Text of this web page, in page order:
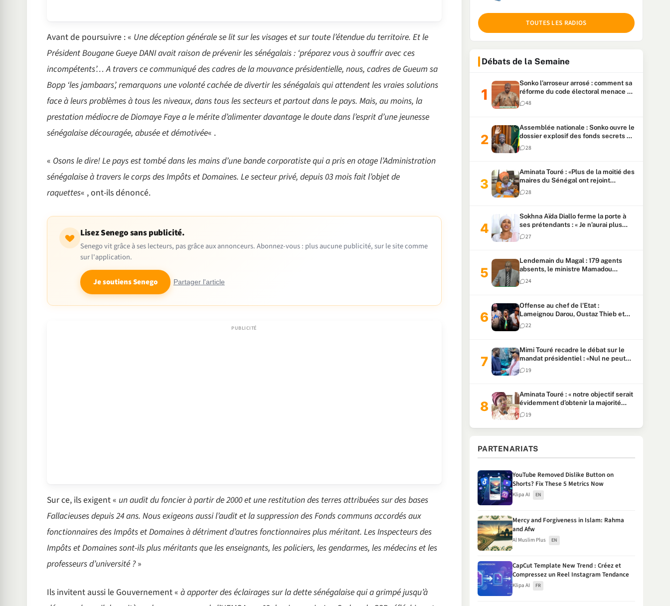
Avant de poursuivre : « Une déception générale se lit sur les visages et sur toute l’étendue du territoire. Et le
Président Bougane Gueye DANI avait raison de prévenir les sénégalais : ‘préparez vous à souffrir avec ces
incompétents’… A travers ce communiqué des cadres de la mouvance présidentielle, nous, cadres de Gueum sa
Bopp ‘les jambaars’, remarquons une volonté cachée de divertir les sénégalais qui attendent les vraies solutions
face à leurs problèmes à tous les niveaux, dans tous les secteurs et partout dans le pays. Mais, au moins, la
prestation médiocre de Diomaye Faye a le mérite d’alimenter davantage le doute dans l’esprit d’une jeunesse
sénégalaise découragée, abusée et démotivée« .
« Osons le dire! Le pays est tombé dans les mains d’une bande corporatiste qui a pris en otage l’Administration
sénégalaise à travers le corps des Impôts et Domaines. Le secteur privé, depuis 03 mois fait l’objet de
raquettes« , ont-ils dénoncé.
Lisez Senego sans publicité.
Senego vit grâce à ses lecteurs, pas grâce aux annonceurs. Abonnez-vous : plus aucune publicité, sur le site comme
sur l'application.
Je soutiens Senego Partager l'article
Sur ce, ils exigent « un audit du foncier à partir de 2000 et une restitution des terres attribuées sur des bases
Fallacieuses depuis 24 ans. Nous exigeons aussi l’audit et la suppression des Fonds communs accordés aux
fonctionnaires des Impôts et Domaines à détriment d’autres fonctionnaires plus méritant. Les Inspecteurs des
Impôts et Domaines sont-ils plus méritants que les enseignants, les policiers, les gendarmes, les médecins et les
professeurs d’université ?»
Ils invitent aussi le Gouvernement « à apporter des éclairages sur la dette sénégalaise qui a grimpé jusqu’à
TOUTES LES RADIOS
Débats de la Semaine
Sonko l’arroseur arrosé : comment sa
réforme du code électoral menace sa
candidature
48
Assemblée nationale : Sonko ouvre le
dossier explosif des fonds secrets et
du patrimoine présidentiel
28
Aminata Touré : «Plus de la moitié des
maires du Sénégal ont rejoint
Kiiraay»
28
Sokhna Aïda Diallo ferme la porte à
ses prétendants : « Je n’aurai plus
jamais un autre mari »
27
Lendemain du Magal : 179 agents
absents, le ministre Mamadou
Lamine Dianté exige des explications
24
Offense au chef de l’Etat :
Lameignou Darou, Oustaz Thieb et
Ndiaye Touba lourdement
condamnés
22
Mimi Touré recadre le débat sur le
mandat présidentiel : «Nul ne peut
faire plus de deux mandats
consécutifs de 5 ans»
19
Aminata Touré : « notre objectif serait
évidemment d’obtenir la majorité
parlementaire »
19
PARTENARIATS
YouTube Removed Dislike Button on
Shorts? Fix These 5 Metrics Now
Klipa AI EN
Mercy and Forgiveness in Islam: Rahma
and Afw
Al Muslim Plus EN
CapCut Template New Trend : Créez et
Compressez un Reel Instagram Tendance
Klipa AI FR